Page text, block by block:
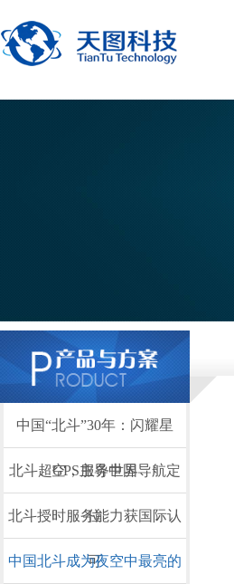
中国“北斗”30年：闪耀星
空，服务世界
北斗超GPS主导中国导航定
位
北斗授时服务能力获国际认
可
中国北斗成为夜空中最亮的